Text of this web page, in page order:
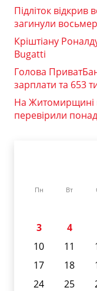
Підліток відкрив
загинули
Кріштіану
Bugatti
Голова
зарплати та 653
На Житомирщині
перевірили
Пн Вт
3
4
10
11
17
18
24
25